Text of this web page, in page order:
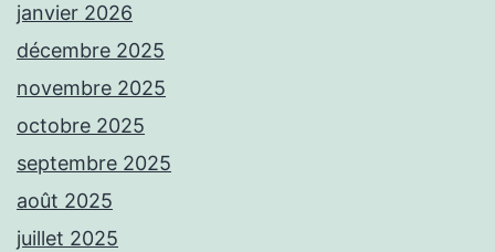
janvier 2026
décembre 2025
novembre 2025
octobre 2025
septembre 2025
août 2025
juillet 2025